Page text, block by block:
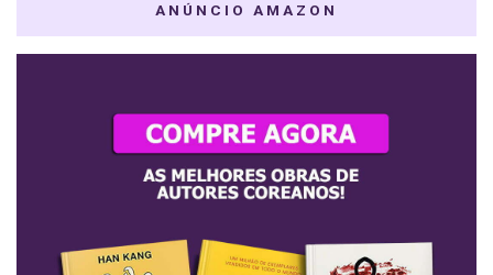
ANÚNCIO AMAZON